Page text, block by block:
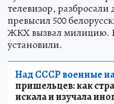
телевизор,
превысил 500
ЖКХ вызвал милицию.
установили.
Над СССР военные
пришельцев: как
искала и изучала